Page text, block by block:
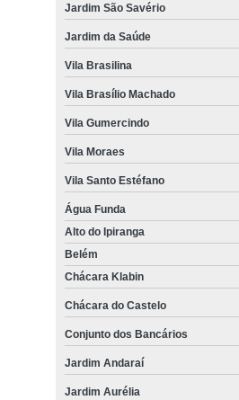
Jardim São Savério
Jardim da Saúde
Vila Brasilina
Vila Brasílio Machado
Vila Gumercindo
Vila Moraes
Vila Santo Estéfano
Água Funda
Alto do Ipiranga
Belém
Chácara Klabin
Chácara do Castelo
Conjunto dos Bancários
Jardim Andaraí
Jardim Aurélia